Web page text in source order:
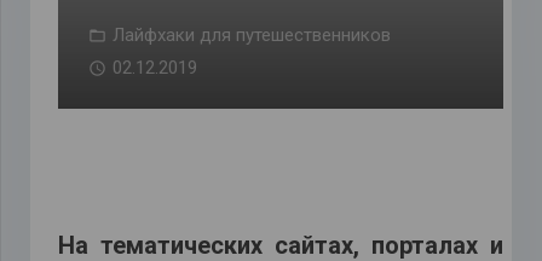
Лайфхаки для путешественников
02.12.2019
На тематических сайтах, порталах и